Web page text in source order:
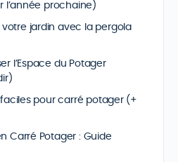
l’année prochaine)
jardin avec la pergola
l’Espace du Potager
faciles pour carré potager (+
Carré Potager : Guide